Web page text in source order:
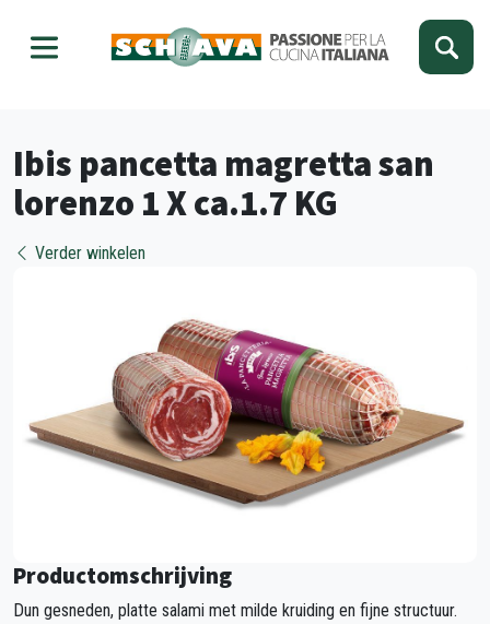
Ibis pancetta magretta san
lorenzo 1 X ca.1.7 KG
Verder winkelen
Productomschrijving
Dun gesneden, platte salami met milde kruiding en fijne structuur.